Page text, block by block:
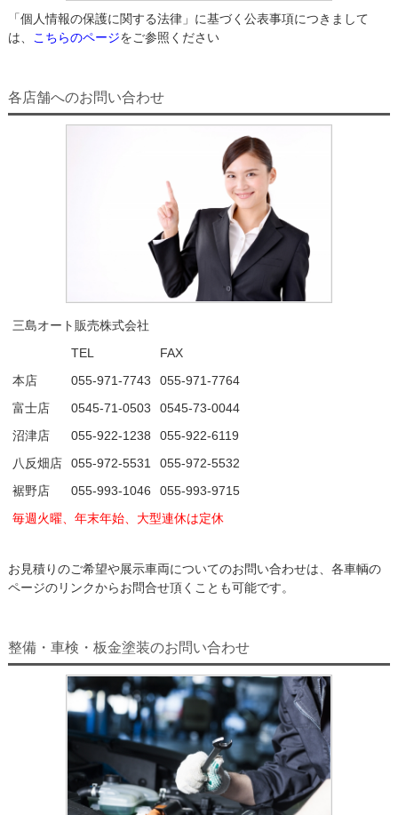
「個人情報の保護に関する法律」に基づく公表事項につきまして
は、
こちらのページをご参照ください
各店舗へのお問い合わせ
三島オート販売株式会社
TEL
FAX
本店
055-971-7743
055-971-7764
富士店
0545-71-0503
0545-73-0044
沼津店
055-922-1238
055-922-6119
八反畑店
055-972-5531
055-972-5532
裾野店
055-993-1046
055-993-9715
毎週火曜、年末年始、大型連休は定休
お見積りのご希望や展示車両についてのお問い合わせは、各車輌の
ページのリンクからお問合せ頂くことも可能です。
整備・車検・板金塗装のお問い合わせ